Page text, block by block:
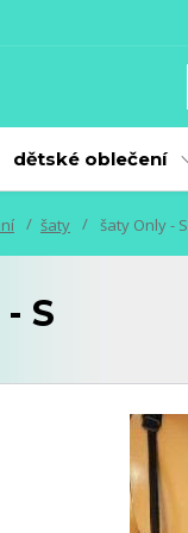
dětské oblečení
šaty šaty Only - S
S